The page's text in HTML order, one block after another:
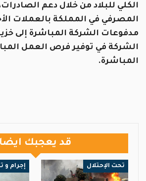
الكلي للبلاد من خلال دعم
المصرفي في المملكة بالعملات
مدفوعات الشركة المباشرة إلى
الشركة في توفير فرص العمل
المباشرة.
قد يعجبك ايضا
تحت الإحتلال إجرام و